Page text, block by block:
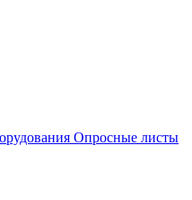
Опросные листы